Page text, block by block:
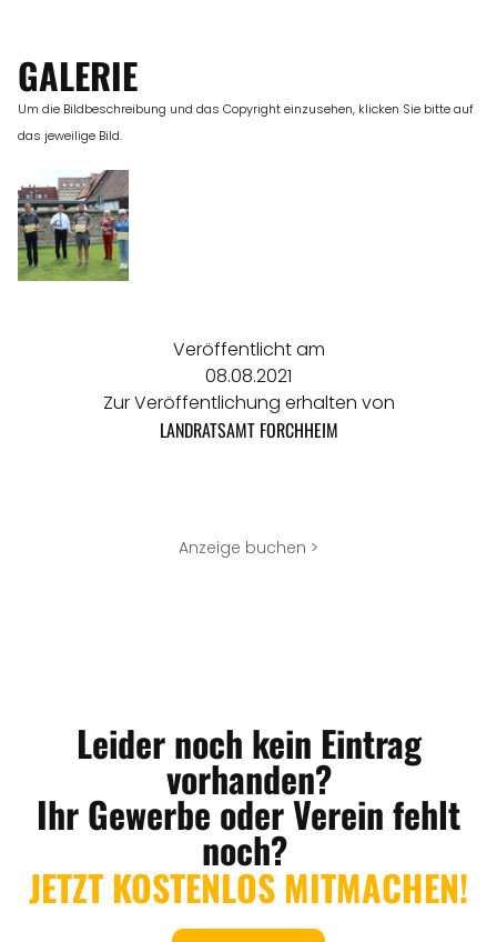
GALERIE
Um die Bildbeschreibung und das Copyright einzusehen, klicken Sie bitte auf
das jeweilige Bild.
Veröffentlicht am
08.08.2021
Zur Veröffentlichung erhalten von
LANDRATSAMT FORCHHEIM
Anzeige buchen >
Leider noch kein Eintrag
vorhanden?
Ihr Gewerbe oder Verein fehlt
noch?
JETZT KOSTENLOS MITMACHEN!